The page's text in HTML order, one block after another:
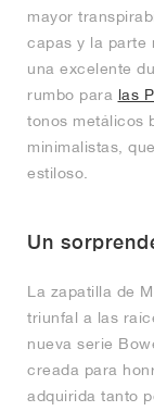
mayor
capas y la parte
una excelente
rumbo para las
tonos metálicos
minimalistas,
estiloso.
Un
La zapatilla de
triunfal a las
nueva serie
creada para
adquirida tanto